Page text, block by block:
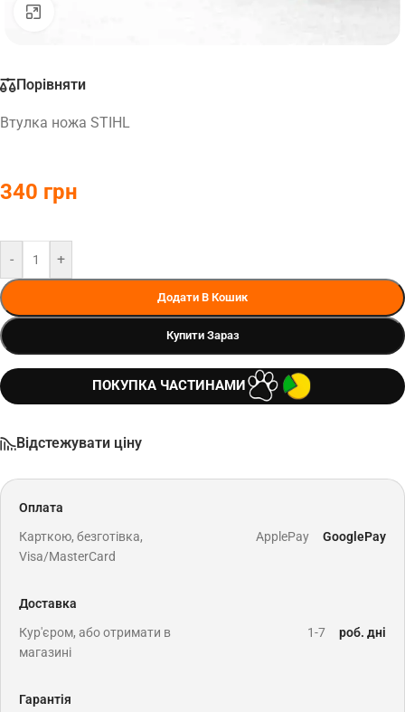
Порівняти
Втулка ножа STIHL
340 грн
- +
Додати В Кошик
Купити Зараз
ПОКУПКА ЧАСТИНАМИ
Відстежувати ціну
Оплата
Карткою, безготівка,
Visa/MasterCard
ApplePay GooglePay
Доставка
Кур'єром, або отримати в
магазині
1-7 роб. дні
Гарантія